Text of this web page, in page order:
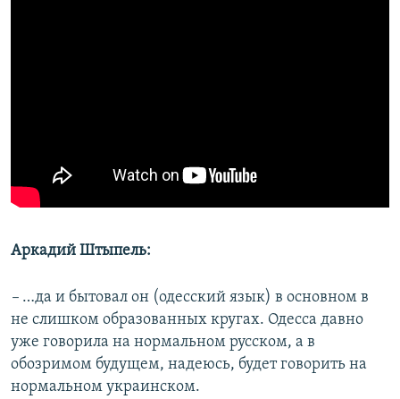
Аркадий Штыпель:
– …да и бытовал он (одесский язык) в основном в
не слишком образованных кругах. Одесса давно
уже говорила на нормальном русском, а в
обозримом будущем, надеюсь, будет говорить на
нормальном украинском.